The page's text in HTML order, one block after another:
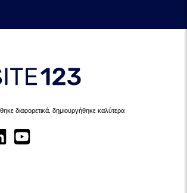
διαφορετικά, δημιουργήθηκε καλύτερα